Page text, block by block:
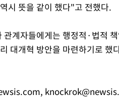
시 뜻을 같이 했다"고 전했다.
계자들에게는 행정적·법적
대개혁 방안을 마련하기로 했
,